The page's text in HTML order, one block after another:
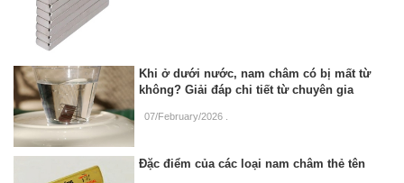
Khi ở dưới nước, nam châm có bị mất từ
không? Giải đáp chi tiết từ chuyên gia
07/February/2026
Đặc điểm của các loại nam châm thẻ tên